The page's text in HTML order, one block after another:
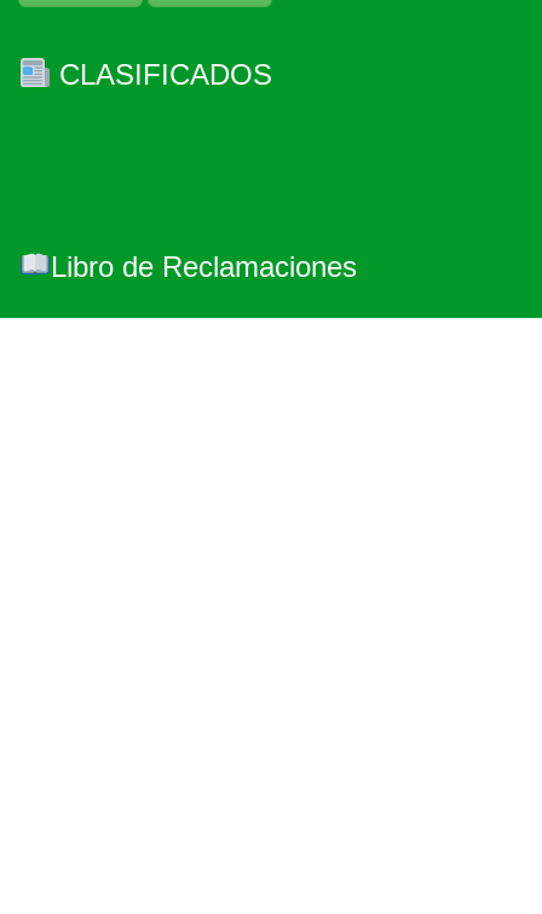
CLASIFICADOS
Libro de Reclamaciones